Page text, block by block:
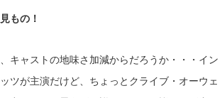
もの！
キャストの地味さ加減からだろうか・・・イン
ツが主演だけど、ちょっとクライブ・オーウェ